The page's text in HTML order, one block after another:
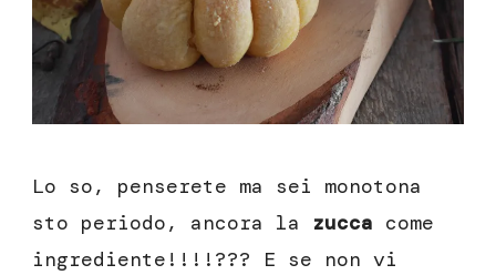
Lo so, penserete ma sei monotona
sto periodo, ancora la zucca come
ingrediente!!!!??? E se non vi